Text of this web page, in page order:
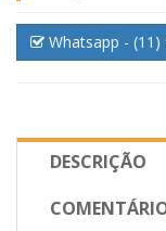
Whatsapp - (11)
DESCRIÇÃO